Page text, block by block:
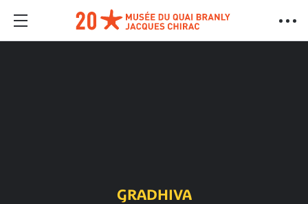
GRADHIVA